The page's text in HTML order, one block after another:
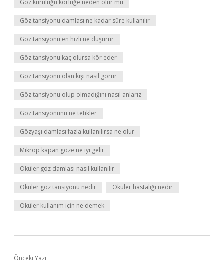
Göz kuruluğu körlüğe neden olur mu
Göz tansiyonu damlası ne kadar süre kullanılır
Göz tansiyonu en hızlı ne düşürür
Göz tansiyonu kaç olursa kör eder
Göz tansiyonu olan kişi nasıl görür
Göz tansiyonu olup olmadığını nasıl anlarız
Göz tansiyonunu ne tetikler
Gözyaşı damlası fazla kullanılırsa ne olur
Mikrop kapan göze ne iyi gelir
Oküler göz damlası nasıl kullanılır
Oküler göz tansiyonu nedir Oküler hastalığı nedir
Oküler kullanım için ne demek
Önceki Yazı